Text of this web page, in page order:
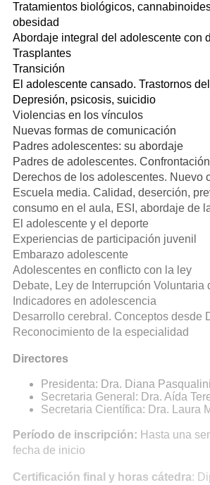
Tratamientos biológicos,
obesidad
Abordaje integral del adolescente con
Trasplantes
Transición
El adolescente cansado. Trastornos
Depresión, psicosis, suicidio
Violencias en los vínculos
Nuevas formas de comunicación
Padres adolescentes: su abordaje
Padres de adolescentes.
Derechos de los adolescentes. Nuevo
Escuela media. Calidad, deserción,
consumo en el aula, ESI, abordaje de
El adolescente y el deporte
Experiencias de participación juvenil
Embarazo adolescente
Adolescentes en conflicto con la ley
Debate, Ley de Interrupción Voluntaria
Indicadores en adolescencia
Desarrollo cerebral. Conceptos desde
Reconocimiento de la especialidad
Directores
Presidenta: Dra. Diana Pasqualini
Secretaria General: Dra. Aída
Secretaria Científica: Dra. Laura
Período de inscripción: Hasta una
fecha de inicio
Certificación final y horas cátedra: